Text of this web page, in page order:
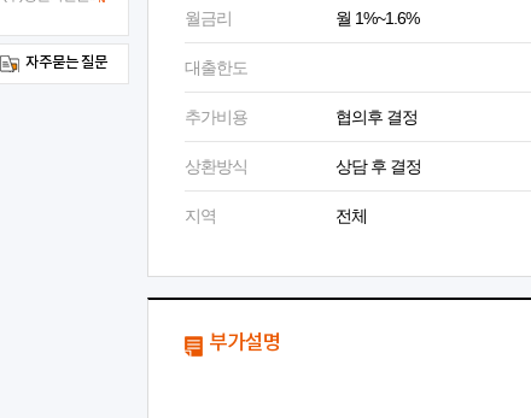
월금리 월 1%~1.6%
대출한도
추가비용 협의후 결정
상환방식 상담 후 결정
지역 전체
부가설명
자주묻는 질문